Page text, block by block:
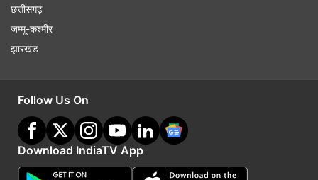
ये भी पढ़ें:
Budh Gochar 2026: बुध का नक्षत्र परिवर्तन ला सकता
छत्तीसगढ़
जम्मू-कश्मीर
झारखंड
Follow Us On
Download IndiaTV App